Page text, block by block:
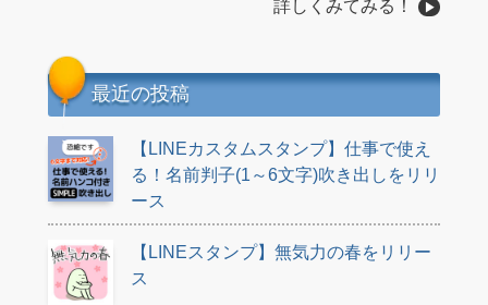
詳しくみてみる！
最近の投稿
【LINEカスタムスタンプ】仕事で使え
る！名前判子(1～6文字)吹き出しをリリ
ース
【LINEスタンプ】無気力の春をリリー
ス